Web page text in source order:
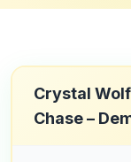
Crystal
Chase –